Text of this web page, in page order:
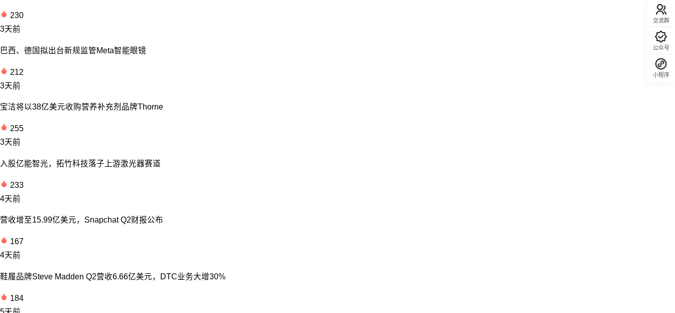
230
3天前
巴西、德国拟出台新规监管Meta智能眼镜
212
3天前
宝洁将以38亿美元收购营养补充剂品牌Thorne
255
3天前
入股亿能智光，拓竹科技落子上游激光器赛道
233
4天前
营收增至15.99亿美元，Snapchat Q2财报公布
167
4天前
鞋履品牌Steve Madden Q2营收6.66亿美元，DTC业务大增30%
184
交流群
公众号
小程序